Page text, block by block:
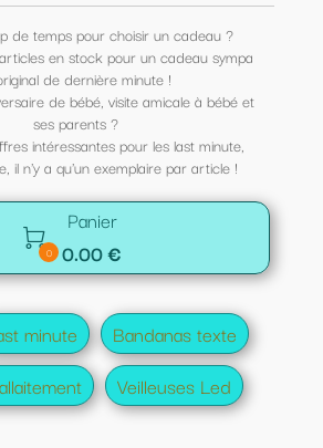
de temps pour choisir un cadeau ?
en stock pour un cadeau sympa
de dernière minute !
de bébé, visite amicale à bébé et
ses parents ?
intéressantes pour les last minute,
il n'y a qu'un exemplaire par article !

0
Panier
0.00 €
minute
Bandanas texte
Veilleuses Led